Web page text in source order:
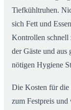
Tiefkühltruhen.
sich Fett und
Kontrollen schnell
der Gäste und aus
nötigen Hygiene
Die Kosten für die
zum Festpreis